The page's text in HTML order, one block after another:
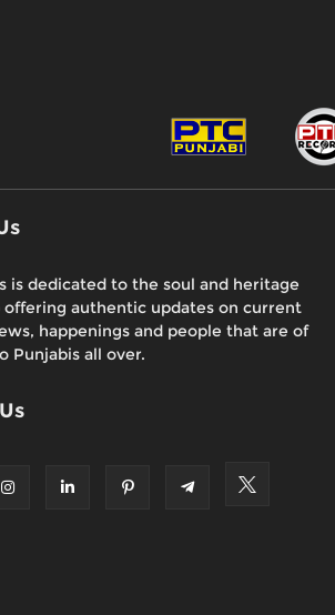
is dedicated to the soul and heritage
offering authentic updates on current
happenings and people that are of
Punjabis all over.